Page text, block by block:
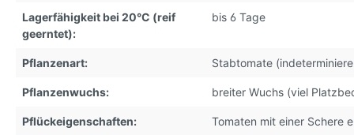
Lagerfähigkeit bei 20°C (reif
geerntet):
bis 6 Tage
Pflanzenart: Stabtomate
Pflanzenwuchs: breiter Wuchs (viel
Pflückeigenschaften: Tomaten mit einer Schere